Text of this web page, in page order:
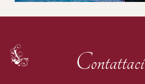
Contattaci